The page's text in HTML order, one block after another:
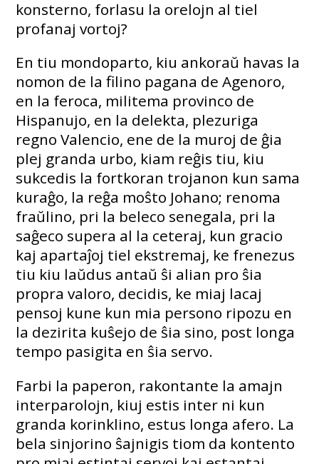
konsterno, forlasu la orelojn al tiel
profanaj vortoj?
En tiu mondoparto, kiu ankoraŭ havas la
nomon de la filino pagana de Agenoro,
en la feroca, militema provinco de
Hispanujo, en la delekta, plezuriga
regno Valencio, ene de la muroj de ĝia
plej granda urbo, kiam reĝis tiu, kiu
sukcedis la fortkoran trojanon kun sama
kuraĝo, la reĝa moŝto Johano; renoma
fraŭlino, pri la beleco senegala, pri la
saĝeco supera al la ceteraj, kun gracio
kaj apartaĵoj tiel ekstremaj, ke frenezus
tiu kiu laŭdus antaŭ ŝi alian pro ŝia
propra valoro, decidis, ke miaj lacaj
pensoj kune kun mia persono ripozu en
la dezirita kuŝejo de ŝia sino, post longa
tempo pasigita en ŝia servo.
Farbi la paperon, rakontante la amajn
interparolojn, kiuj estis inter ni kun
granda korinklino, estus longa afero. La
bela sinjorino ŝajnigis tiom da kontento